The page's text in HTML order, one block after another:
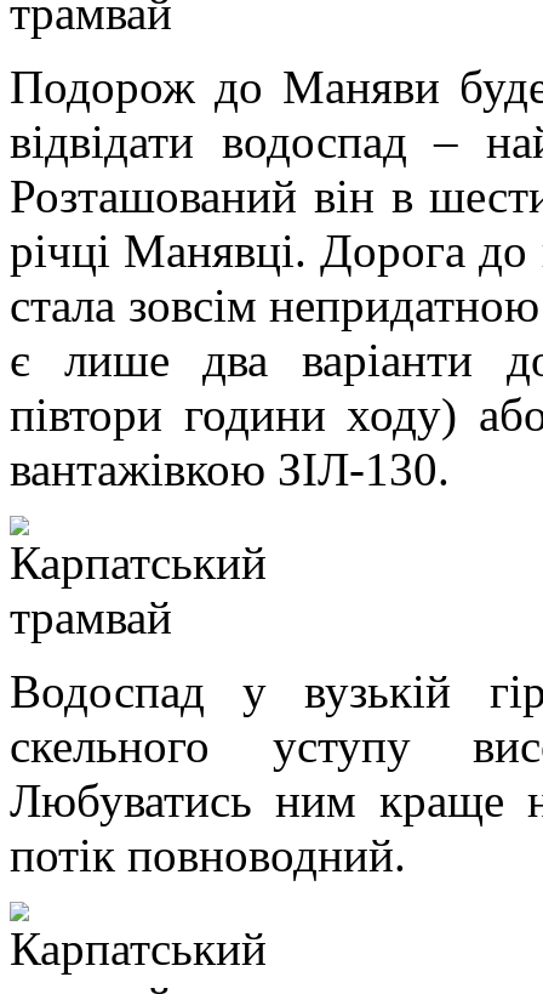
Подорож до Маняви
відвідати водоспад –
Розташований він в
річці Манявці. Дорога
стала зовсім
є лише два варіанти
півтори години ходу)
вантажівкою ЗІЛ-130.
Водоспад у вузькій
скельного уступу
Любуватись ним краще
потік повноводний.